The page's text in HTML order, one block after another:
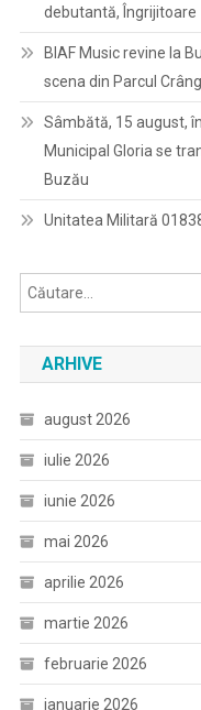
debutantă, Îngrijitoare
BIAF Music revine la
scena din Parcul Crâng
Sâmbătă, 15 august,
Municipal Gloria se
Buzău
Unitatea Militară
ARHIVE
august 2026
iulie 2026
iunie 2026
mai 2026
aprilie 2026
martie 2026
februarie 2026
ianuarie 2026